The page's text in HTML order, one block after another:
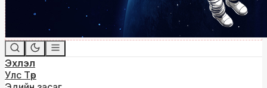
Эхлэл
Улс Төр